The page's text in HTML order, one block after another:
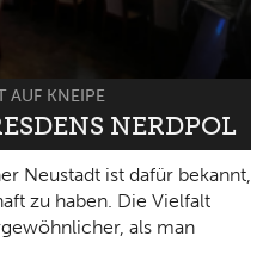
AUF KNEIPE
NERDPOL
Neustadt ist dafür bekannt,
zu haben. Die Vielfalt
als man